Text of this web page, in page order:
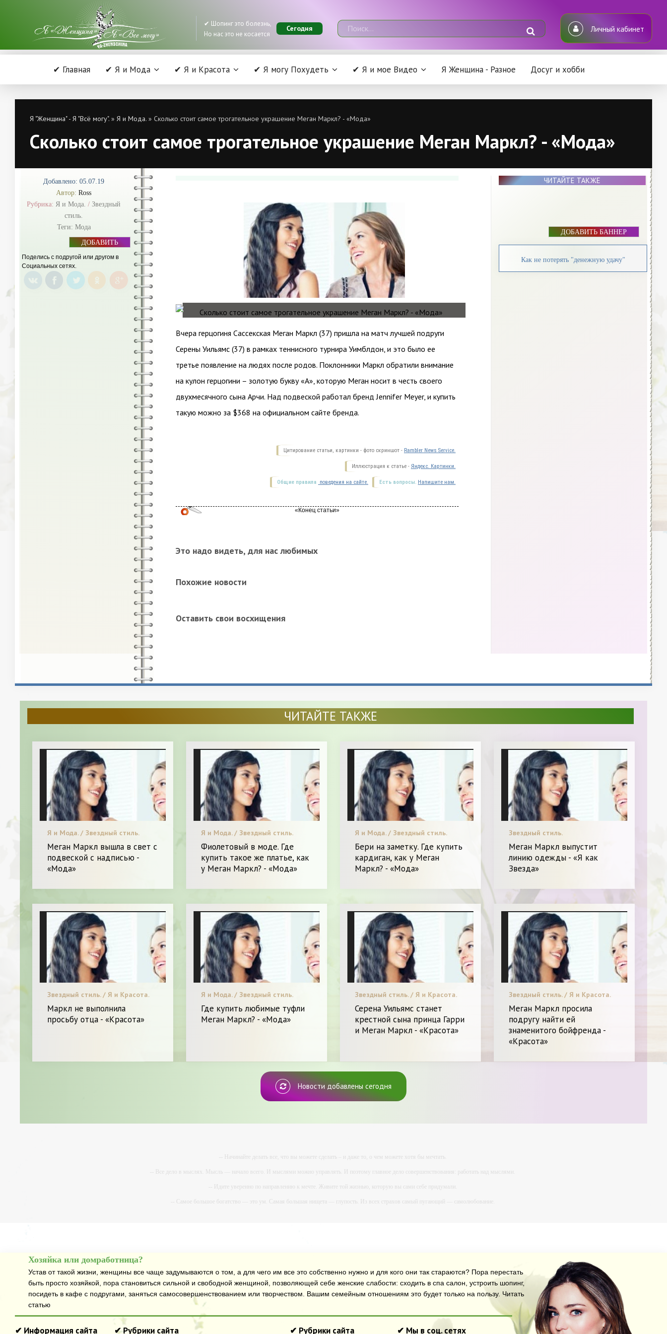
✔ Шопинг это болезнь,
Но нас это не косается
Сегодня Личный кабинет
✔ Главная ✔ Я и Мода ✔ Я и Красота ✔ Я могу Похудеть ✔ Я и мое Видео Я Женщина - Разное Досуг и хобби
Я "Женщина" - Я "Всё могу". » Я и Мода. » Сколько стоит самое трогательное украшение Меган Маркл? - «Мода»
Сколько стоит самое трогательное украшение Меган Маркл? - «Мода»
Добавлено: 05.07.19
Автор: Ross
Рубрика: Я и Мода. / Звездный
стиль.
Теги: Мода
ДОБАВИТЬ
Поделись с подругой или другом в
Социальных сетях.
Вчера герцогиня Сассекская Меган Маркл (37) пришла на матч лучшей подруги
Серены Уильямс (37) в рамках теннисного турнира Уимблдон, и это было ее
третье появление на людях после родов. Поклонники Маркл обратили внимание
на кулон герцогини – золотую букву «А», которую Меган носит в честь своего
двухмесячного сына Арчи. Над подвеской работал бренд Jennifer Meyer, и купить
такую можно за $368 на официальном сайте бренда.
Цитирование статьи, картинки - фото скриншот - Rambler News Service.
Иллюстрация к статье - Яндекс. Картинки.
Есть вопросы. Напишите нам.
Общие правила поведения на сайте.
Это надо видеть, для нас любимых
Похожие новости
Оставить свои восхищения
ЧИТАЙТЕ ТАКЖЕ
ДОБАВИТЬ БАННЕР
Как не потерять "денежную удачу"
ЧИТАЙТЕ ТАКЖЕ
Я и Мода. / Звездный стиль.
Меган Маркл вышла в свет с
подвеской с надписью -
«Мода»
Я и Мода. / Звездный стиль.
Фиолетовый в моде. Где
купить такое же платье, как
у Меган Маркл? - «Мода»
Я и Мода. / Звездный стиль.
Бери на заметку. Где купить
кардиган, как у Меган
Маркл? - «Мода»
Звездный стиль.
Меган Маркл выпустит
линию одежды - «Я как
Звезда»
Звездный стиль. / Я и Красота.
Маркл не выполнила
просьбу отца - «Красота»
Я и Мода. / Звездный стиль.
Где купить любимые туфли
Меган Маркл? - «Мода»
Звездный стиль. / Я и Красота.
Серена Уильямс станет
крестной сына принца Гарри
и Меган Маркл - «Красота»
Звездный стиль. / Я и Красота.
Меган Маркл просила
подругу найти ей
знаменитого бойфренда -
«Красота»
Новости добавлены сегодня
-- Начинайте делать все, что вы можете сделать – и даже то, о чем можете хотя бы мечтать.
-- Все дело в мыслях. Мысль — начало всего. И мыслями можно управлять. И поэтому главное дело совершенствования: работать над мыслями.
-- Идите уверенно по направлению к мечте. Живите той жизнью, которую вы сами себе придумали.
-- Самое большое богатство — это ум. Самая большая нищета — глупость. Из всех страхов самый пугающий — самолюбование.
Хозяйка или домработница?
Устав от такой жизни, женщины все чаще задумываются о том, а для чего им все это собственно нужно и для кого они так стараются? Пора перестать
быть просто хозяйкой, пора становиться сильной и свободной женщиной, позволяющей себе женские слабости: сходить в спа салон, устроить шопинг,
посидеть в кафе с подругами, заняться самосовершенствованием или творчеством. Вашим семейным отношениям это будет только на пользу. Читать
статью
✔ Информация сайта ✔ Рубрики сайта ✔ Рубрики сайта ✔ Мы в соц. сетях